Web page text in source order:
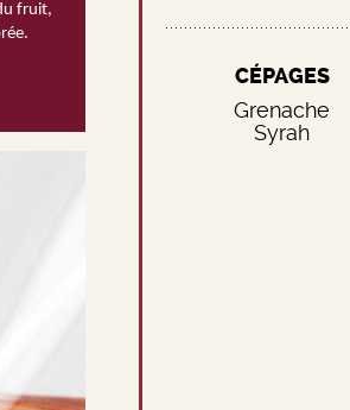
fruit,
CÉPAGES
Grenache
Syrah